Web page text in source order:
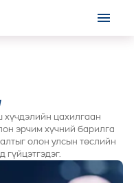
хүчдэлийн цахилгаан
эрчим хүчний барилга
олон улсын төслийн